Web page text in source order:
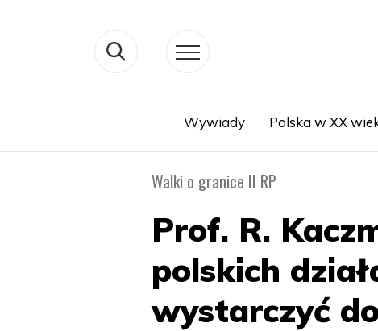
Wywiady Polska w XX
Walki o granice II RP
Prof. R.
polskich
wystarczyć